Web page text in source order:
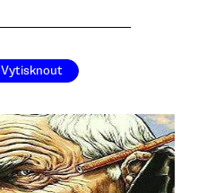
Vytisknout